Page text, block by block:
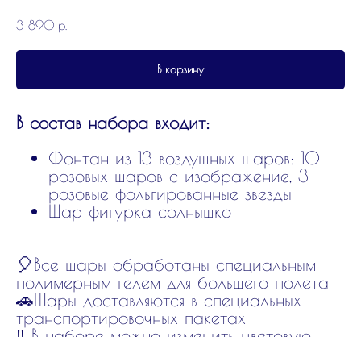
3 890 р.
В корзину
В состав набора входит:
Фонтан из 13 воздушных шаров: 10
розовых шаров с изображение, 3
розовые фольгированные звезды
Шар фигурка солнышко
🎈Все шары обработаны специальным
полимерным гелем для большего полета
🚗Шары доставляются в специальных
транспортировочных пакетах